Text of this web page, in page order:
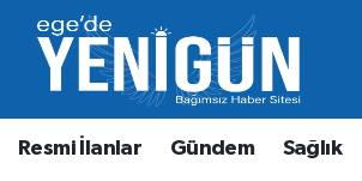
Resmi İlanlar Gündem Sağlık
Resmi İlanlar
Gündem
Beyoğlu Nöbetçi Eczaneler
Beyoğlu Hava Durumu